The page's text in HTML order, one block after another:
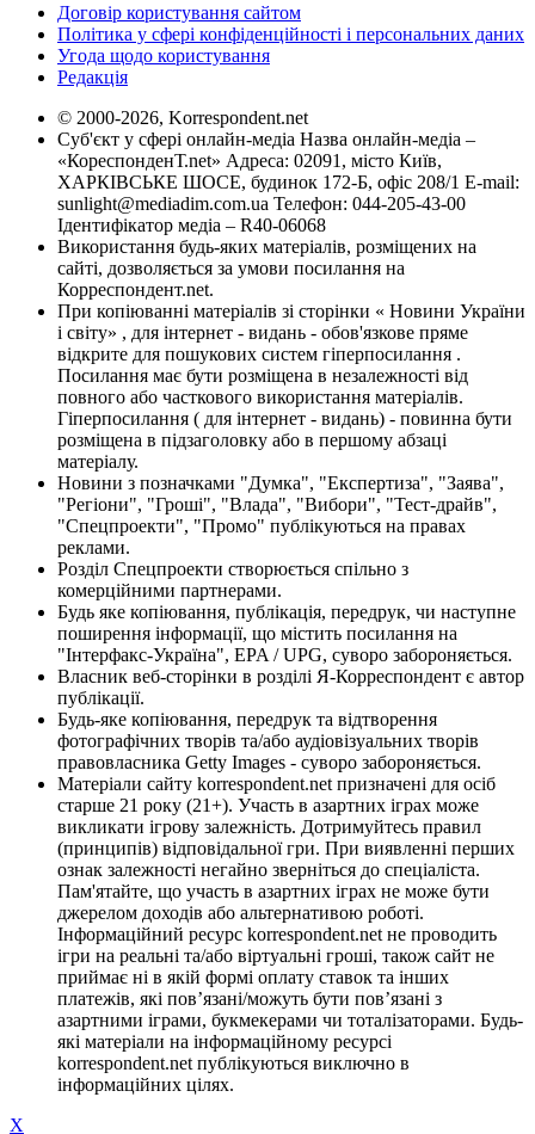
Договір користування сайтом
Політика у сфері конфіденційності і персональних даних
Угода щодо користування
Редакція
© 2000-2026, Korrespondent.net
Суб'єкт у сфері онлайн-медіа Назва онлайн-медіа –
«КореспонденТ.net» Адреса: 02091, місто Київ,
ХАРКІВСЬКЕ ШОСЕ, будинок 172-Б, офіс 208/1 E-mail:
sunlight@mediadim.com.ua Телефон: 044-205-43-00
Ідентифікатор медіа – R40-06068
Використання будь-яких матеріалів, розміщених на
сайті, дозволяється за умови посилання на
Корреспондент.net.
При копіюванні матеріалів зі сторінки « Новини України
і світу» , для інтернет - видань - обов'язкове пряме
відкрите для пошукових систем гіперпосилання .
Посилання має бути розміщена в незалежності від
повного або часткового використання матеріалів.
Гіперпосилання ( для інтернет - видань) - повинна бути
розміщена в підзаголовку або в першому абзаці
матеріалу.
Новини з позначками "Думка", "Експертиза", "Заява",
"Регіони", "Гроші", "Влада", "Вибори", "Тест-драйв",
"Спецпроекти", "Промо" публікуються на правах
реклами.
Розділ Спецпроекти створюється спільно з
комерційними партнерами.
Будь яке копіювання, публікація, передрук, чи наступне
поширення інформації, що містить посилання на
"Інтерфакс-Україна", EPA / UPG, суворо забороняється.
Власник веб-сторінки в розділі Я-Корреспондент є автор
публікації.
Будь-яке копіювання, передрук та відтворення
фотографічних творів та/або аудіовізуальних творів
правовласника Getty Images - суворо забороняється.
Матеріали сайту korrespondent.net призначені для осіб
старше 21 року (21+). Участь в азартних іграх може
викликати ігрову залежність. Дотримуйтесь правил
(принципів) відповідальної гри. При виявленні перших
ознак залежності негайно зверніться до спеціаліста.
Пам'ятайте, що участь в азартних іграх не може бути
джерелом доходів або альтернативою роботі.
Інформаційний ресурс korrespondent.net не проводить
ігри на реальні та/або віртуальні гроші, також сайт не
приймає ні в якій формі оплату ставок та інших
платежів, які пов’язані/можуть бути пов’язані з
азартними іграми, букмекерами чи тоталізаторами. Будь-
які матеріали на інформаційному ресурсі
korrespondent.net публікуються виключно в
інформаційних цілях.
X